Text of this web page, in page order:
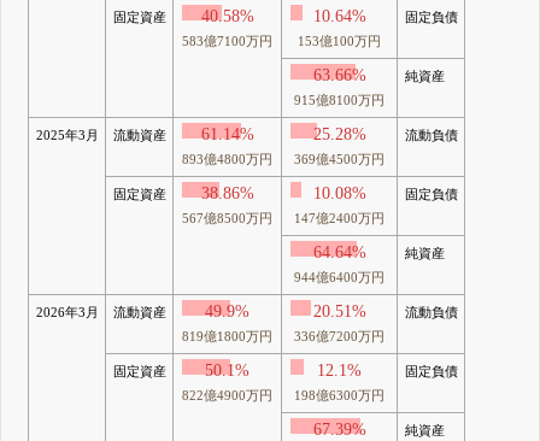
固定資産 40.58%
583億7100万円
10.64%
153億100万円
固定負債
63.66%
915億8100万円
純資産
2025年3月 流動資産 61.14%
893億4800万円
25.28%
369億4500万円
流動負債
固定資産 38.86%
567億8500万円
10.08%
147億2400万円
固定負債
64.64%
944億6400万円
純資産
2026年3月 流動資産 49.9%
819億1800万円
20.51%
336億7200万円
流動負債
固定資産 50.1%
822億4900万円
12.1%
198億6300万円
固定負債
67.39% 純資産